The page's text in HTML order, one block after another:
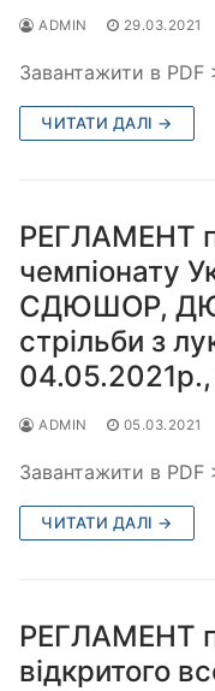
ADMIN 29.03.2021
Завантажити в PDF
ЧИТАТИ ДАЛІ →
РЕГЛАМЕНТ
чемпіонату
СДЮШОР,
стрільби з
ADMIN 05.03.2021
Завантажити в PDF
ЧИТАТИ ДАЛІ →
РЕГЛАМЕНТ
відкритого